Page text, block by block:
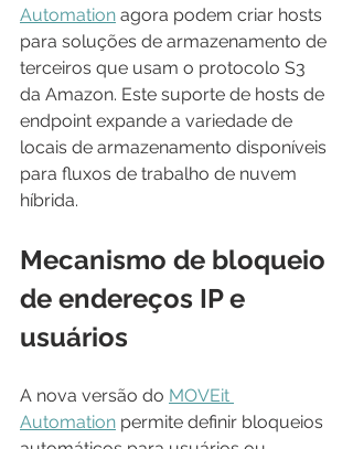
Automation agora podem criar hosts
para soluções de armazenamento de
terceiros que usam o protocolo S3
da Amazon. Este suporte de hosts de
endpoint expande a variedade de
locais de armazenamento disponíveis
para fluxos de trabalho de nuvem
híbrida.
Mecanismo de bloqueio
de endereços IP e
usuários
A nova versão do MOVEit
Automation permite definir bloqueios